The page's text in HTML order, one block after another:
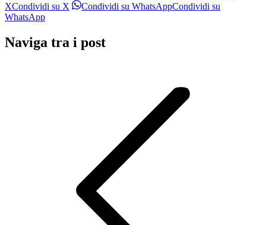
XCondividi su X Condividi su WhatsAppCondividi su
WhatsApp
Naviga tra i post